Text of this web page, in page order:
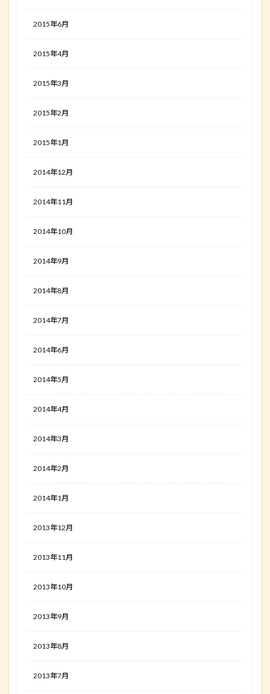
2015年6月
2015年4月
2015年3月
2015年2月
2015年1月
2014年12月
2014年11月
2014年10月
2014年9月
2014年8月
2014年7月
2014年6月
2014年5月
2014年4月
2014年3月
2014年2月
2014年1月
2013年12月
2013年11月
2013年10月
2013年9月
2013年8月
2013年7月